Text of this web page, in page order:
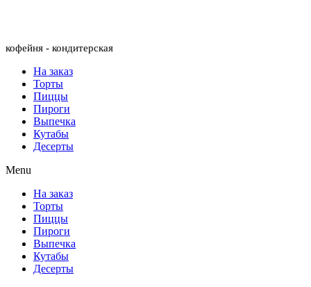
кофейня - кондитерская
На заказ
Торты
Пиццы
Пироги
Выпечка
Кутабы
Десерты
Menu
На заказ
Торты
Пиццы
Пироги
Выпечка
Кутабы
Десерты